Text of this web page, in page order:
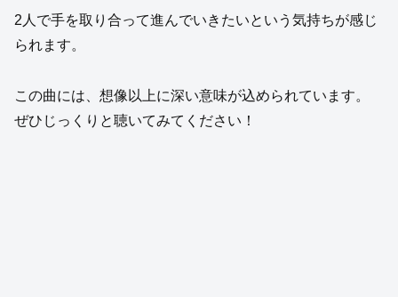
2人で手を取り合って進んでいきたいという気持ちが感じ
られます。
この曲には、想像以上に深い意味が込められています。
ぜひじっくりと聴いてみてください！